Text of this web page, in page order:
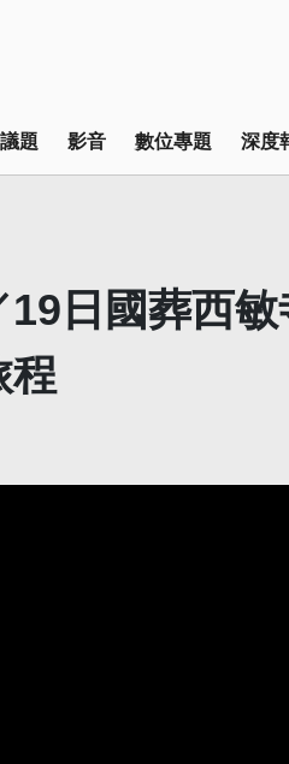
題 影音 數位專題 深度
19日國葬西
程